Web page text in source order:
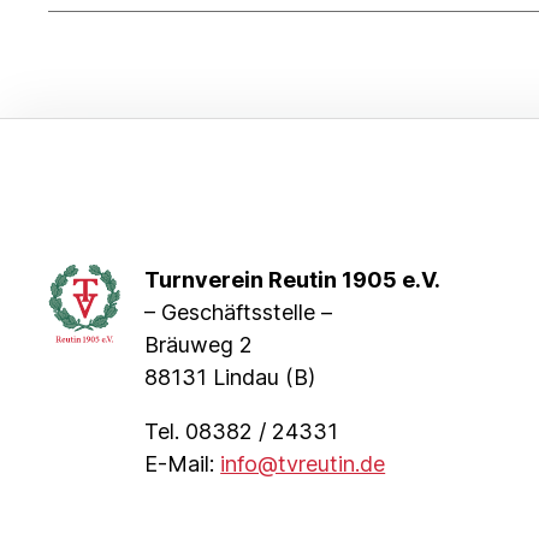
Turnverein Reutin 1905 e.V.
– Geschäftsstelle –
Bräuweg 2
88131 Lindau (B)
Tel. 08382 / 24331
E-Mail: info@tvreutin.de